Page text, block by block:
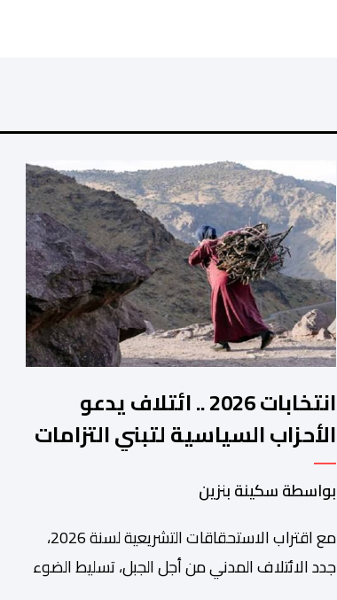
انتخابات 2026 .. ائتلاف يدعو
الأحزاب السياسية لتبني التزامات
واضحة تجاه المناطق الجبلية
بواسطة سكينة بنزين
مع اقتراب الاستحقاقات التشريعية لسنة 2026،
جدد الائتلاف المدني من أجل الجبل، تسليط الضوء